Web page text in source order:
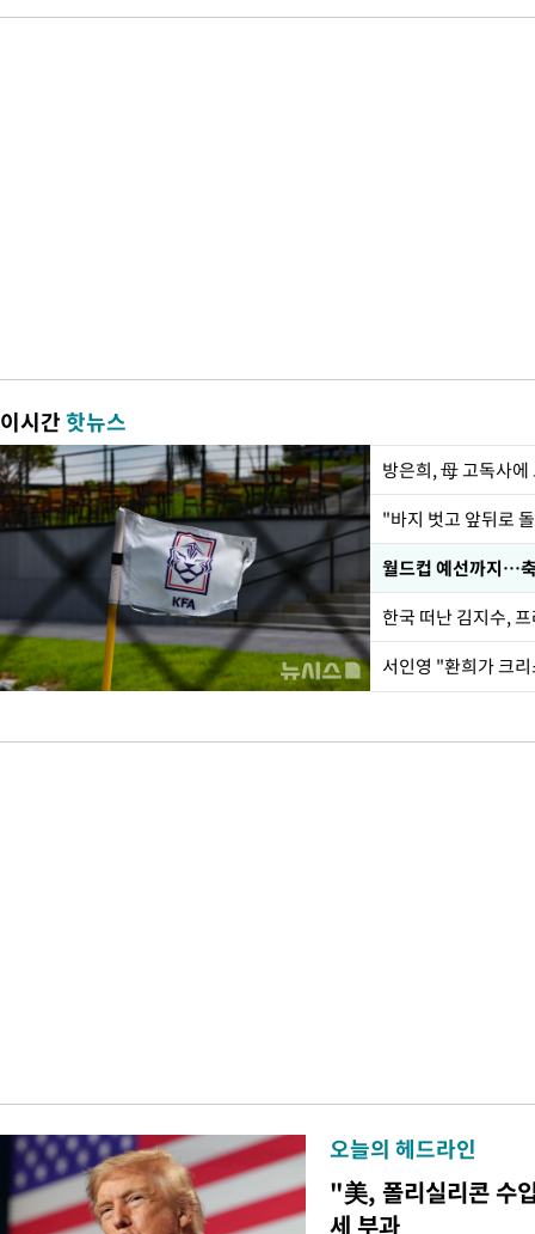
이시간핫뉴스
방은희, 母 고독사
월드컵 예선까지…
한국 떠난 김지수,
서인영 "환희가 크
오늘의 헤드라인
"美, 폴리실리콘 수
세 부과